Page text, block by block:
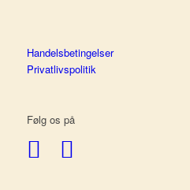
Handelsbetingelser
Privatlivspolitik
Følg os på